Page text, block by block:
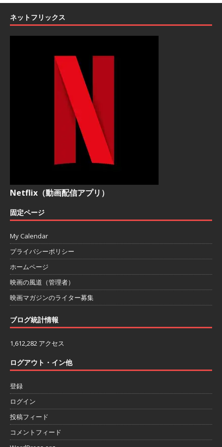
ネットフリックス
Netflix（動画配信アプリ）
固定ページ
My Calendar
プライバシーポリシー
ホームページ
映画の風道（管理者）
映画マガジンのライター募集
ブログ統計情報
1,612,282 アクセス
ログアウト・イン他
登録
ログイン
投稿フィード
コメントフィード